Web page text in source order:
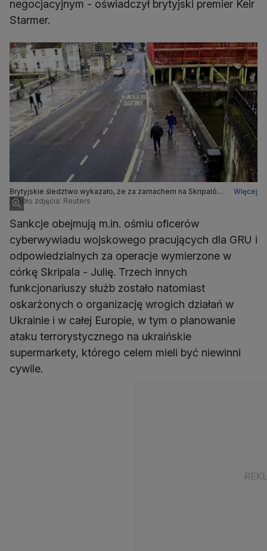
negocjacyjnym - oświadczył brytyjski premier Keir
Starmer.
Brytyjskie śledztwo wykazało, że za zamachem na Skripalów
stali Aleksandr Pietrow i Rusłan Boszyrow, zidentyfikowani
jako oficerowie rosyjskiego wywiadu (zdjęcie z monitoringu)
Więcej
Źródło zdjęcia: Reuters
Sankcje obejmują m.in. ośmiu oficerów
cyberwywiadu wojskowego pracujących dla GRU i
odpowiedzialnych za operacje wymierzone w
córkę Skripala - Julię. Trzech innych
funkcjonariuszy służb zostało natomiast
oskarżonych o organizację wrogich działań w
Ukrainie i w całej Europie, w tym o planowanie
ataku terrorystycznego na ukraińskie
supermarkety, którego celem mieli być niewinni
cywile.